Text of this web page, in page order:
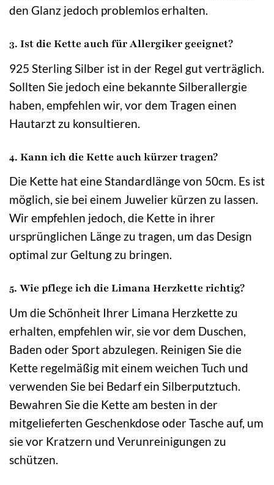
den Glanz jedoch problemlos erhalten.
3. Ist die Kette auch für Allergiker geeignet?
925 Sterling Silber ist in der Regel gut verträglich.
Sollten Sie jedoch eine bekannte Silberallergie
haben, empfehlen wir, vor dem Tragen einen
Hautarzt zu konsultieren.
4. Kann ich die Kette auch kürzer tragen?
Die Kette hat eine Standardlänge von 50cm. Es ist
möglich, sie bei einem Juwelier kürzen zu lassen.
Wir empfehlen jedoch, die Kette in ihrer
ursprünglichen Länge zu tragen, um das Design
optimal zur Geltung zu bringen.
5. Wie pflege ich die Limana Herzkette richtig?
Um die Schönheit Ihrer Limana Herzkette zu
erhalten, empfehlen wir, sie vor dem Duschen,
Baden oder Sport abzulegen. Reinigen Sie die
Kette regelmäßig mit einem weichen Tuch und
verwenden Sie bei Bedarf ein Silberputztuch.
Bewahren Sie die Kette am besten in der
mitgelieferten Geschenkdose oder Tasche auf, um
sie vor Kratzern und Verunreinigungen zu
schützen.